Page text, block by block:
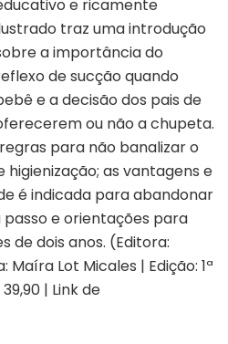
e ricamente
traz uma introdução
a importância do
de sucção quando
e a decisão dos pais de
ou não a chupeta.
para não banalizar o
higienização; as vantagens e
é indicada para abandonar
e orientações para
de dois anos. (Editora:
Maíra Lot Micales | Edição: 1ª
| Link de